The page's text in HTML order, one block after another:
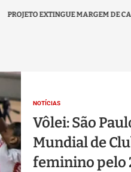
MARGEM DE CARTÃO DE
NOTÍCIAS
Vôlei: São
Mundial de
feminino pelo